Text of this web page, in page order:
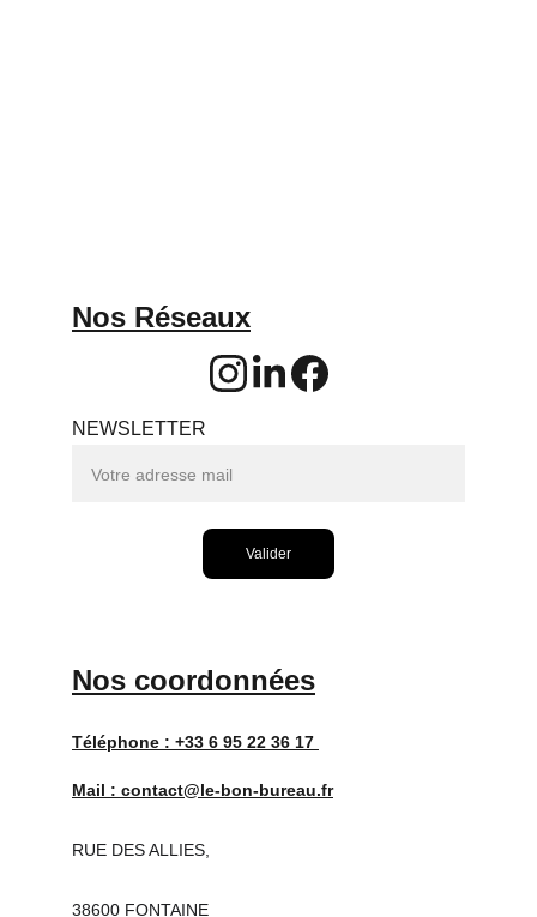
Téléphone : +33 6 95 22 36 17
Mail : contact@le-bon-bureau.fr
RUE DES ALLIES,
38600 FONTAINE
Nos Réseaux
Nos coordonnées
NEWSLETTER
Valider